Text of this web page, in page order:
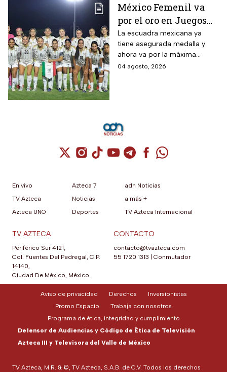
México Femenil va
por el oro en Juegos
Centroamericanos; ya
conoce a su rival
La escuadra mexicana ya
tiene asegurada medalla y
ahora va por la máxima
presea en los Juegos
04 agosto, 2026
Cuenta de X / Twitter (se abre en una
Cuenta de Instagram (se abre en una
Cuenta de TikTok (se abre en
Cuenta de YouTube (se abre
Cuenta de Telegram (se
Cuenta de
Cuenta de
En vivo
TV Azteca
Azteca UNO
Azteca 7
Noticias
Deportes
adn Noticias
a más +
TV Azteca Internacional
TV AZTECA
Periférico Sur 4121,
Col. Fuentes Del Pedregal, C.P.
14140,
Ciudad De México, México.
CONTACTO
contacto@tvazteca.com
55 1720 1313
Conmutador
TV Azteca, M.R. & ©, TV Azteca, S.A.B. de C.V. Todos los derechos
Aviso de privacidad Derechos
Inversionistas
Promo Espacio
Trabaja con nosotros
Programa de ética, integridad y cumplimiento
Defensor de Audiencias y Código de Ética de Televisión
Azteca III y Televisora del Valle de México